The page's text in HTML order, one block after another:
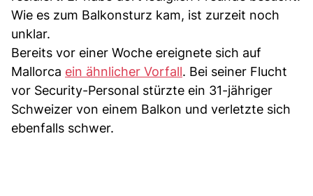
Wie es zum Balkonsturz kam, ist zurzeit noch
unklar.
Bereits vor einer Woche ereignete sich auf
Mallorca ein ähnlicher Vorfall. Bei seiner Flucht
vor Security-Personal stürzte ein 31-jähriger
Schweizer von einem Balkon und verletzte sich
ebenfalls schwer.